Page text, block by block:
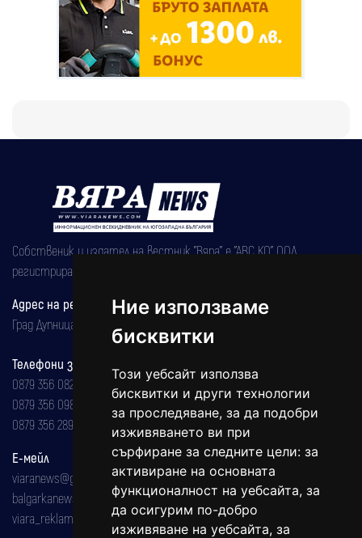
Ние използваме
бисквитки
Този уебсайт използва
бисквитки и други технологии
за проследяване, за да подобри
изживяването ви при
сърфиране за следните цели: за
активиране на основната
функционалност на уебсайта, за
да осигурим по-добро
изживяване на уебсайта, за
Собственик и издател на вестник "Вяра" е "АВС КО" ООД,
регистрирана на 08.05.2002 година.
Адрес на редакцията
Град Дупница, ул.''Христо Ботев" 43
Телефони за реклама и абонаменти
0879 356 082
0879 356 098
0879 356 289
Е-мейл
viaranews@gmail.com
balgarkanews@gmail.com
viara_reklama@mail.bg